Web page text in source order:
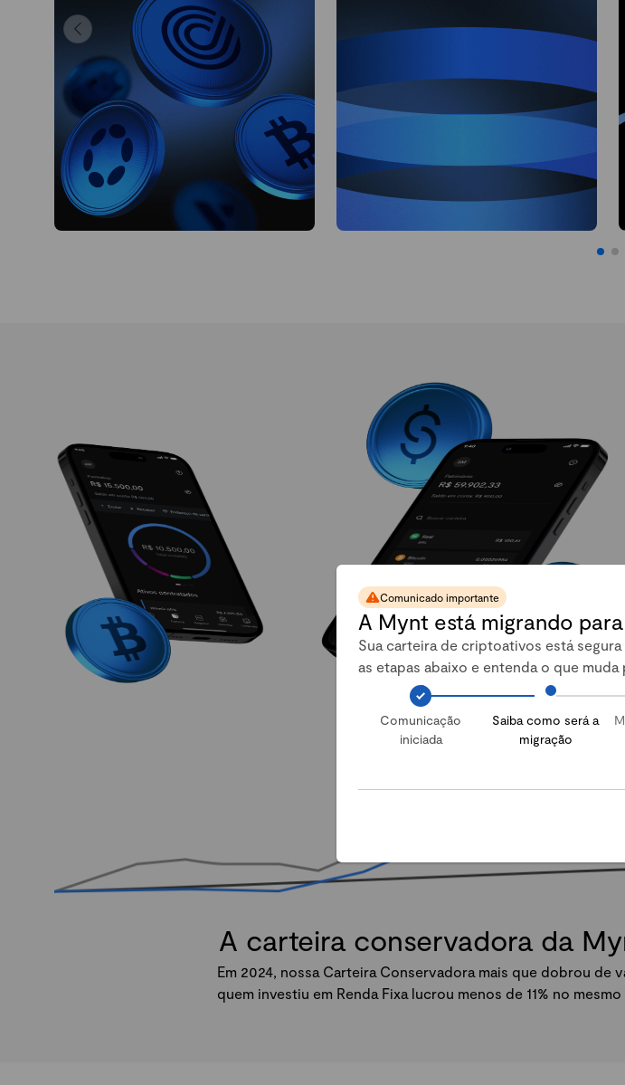
A carteira conservadora da
Em 2024, nossa Carteira Conservadora mais que dobrou de
quem investiu em Renda Fixa lucrou menos de 11% no
Comunicado importante
A Mynt está migrando
Sua carteira de criptoativos está
as etapas abaixo e entenda o que muda
Comunicação
iniciada
Saiba como será a
migração